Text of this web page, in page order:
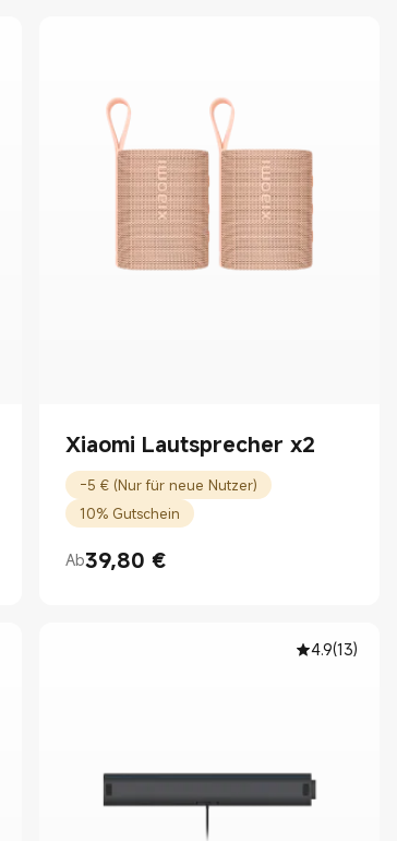
Xiaomi Lautsprecher x2
-5 € (Nur für neue Nutzer)
10% Gutschein
Ab39,80 €
Current Price €39.80
4.9(13)